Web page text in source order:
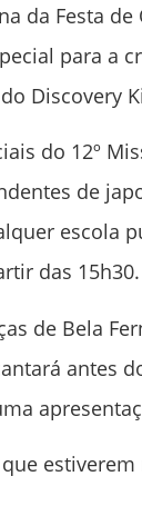
da Festa
para a
Discovery
do 12º
de
escola
das 15h30.
de Bela
antes